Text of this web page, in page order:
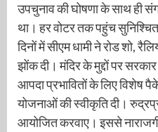
उपचुनाव की घोषणा के साथ ही
था। हर वोटर तक पहुंच
दिनों में सीएम धामी ने रोड शो,
झोंक दी। मंदिर के मुद्दों पर
आपदा प्रभावितों के लिए विशेष
योजनाओं की स्वीकृति दी।
आयोजित करवाए। इससे